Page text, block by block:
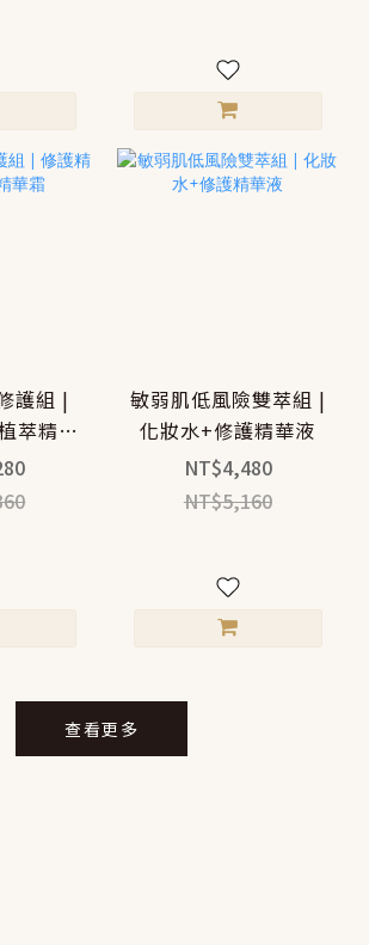
護組 |
萃精華
敏弱肌低風險雙萃組 |
化妝水+修護精華液
NT$4,480
NT$5,160
查看更多